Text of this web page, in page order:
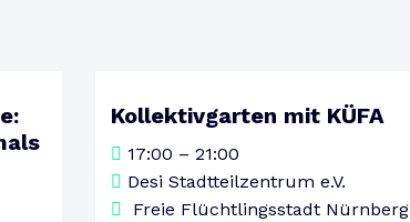
13
AUGUST
DONNERSTAG
Kollektivgarten mit KÜFA
17:00 – 21:00
Desi Stadtteilzentrum e.V.
Freie Flüchtlingsstadt Nürnberg